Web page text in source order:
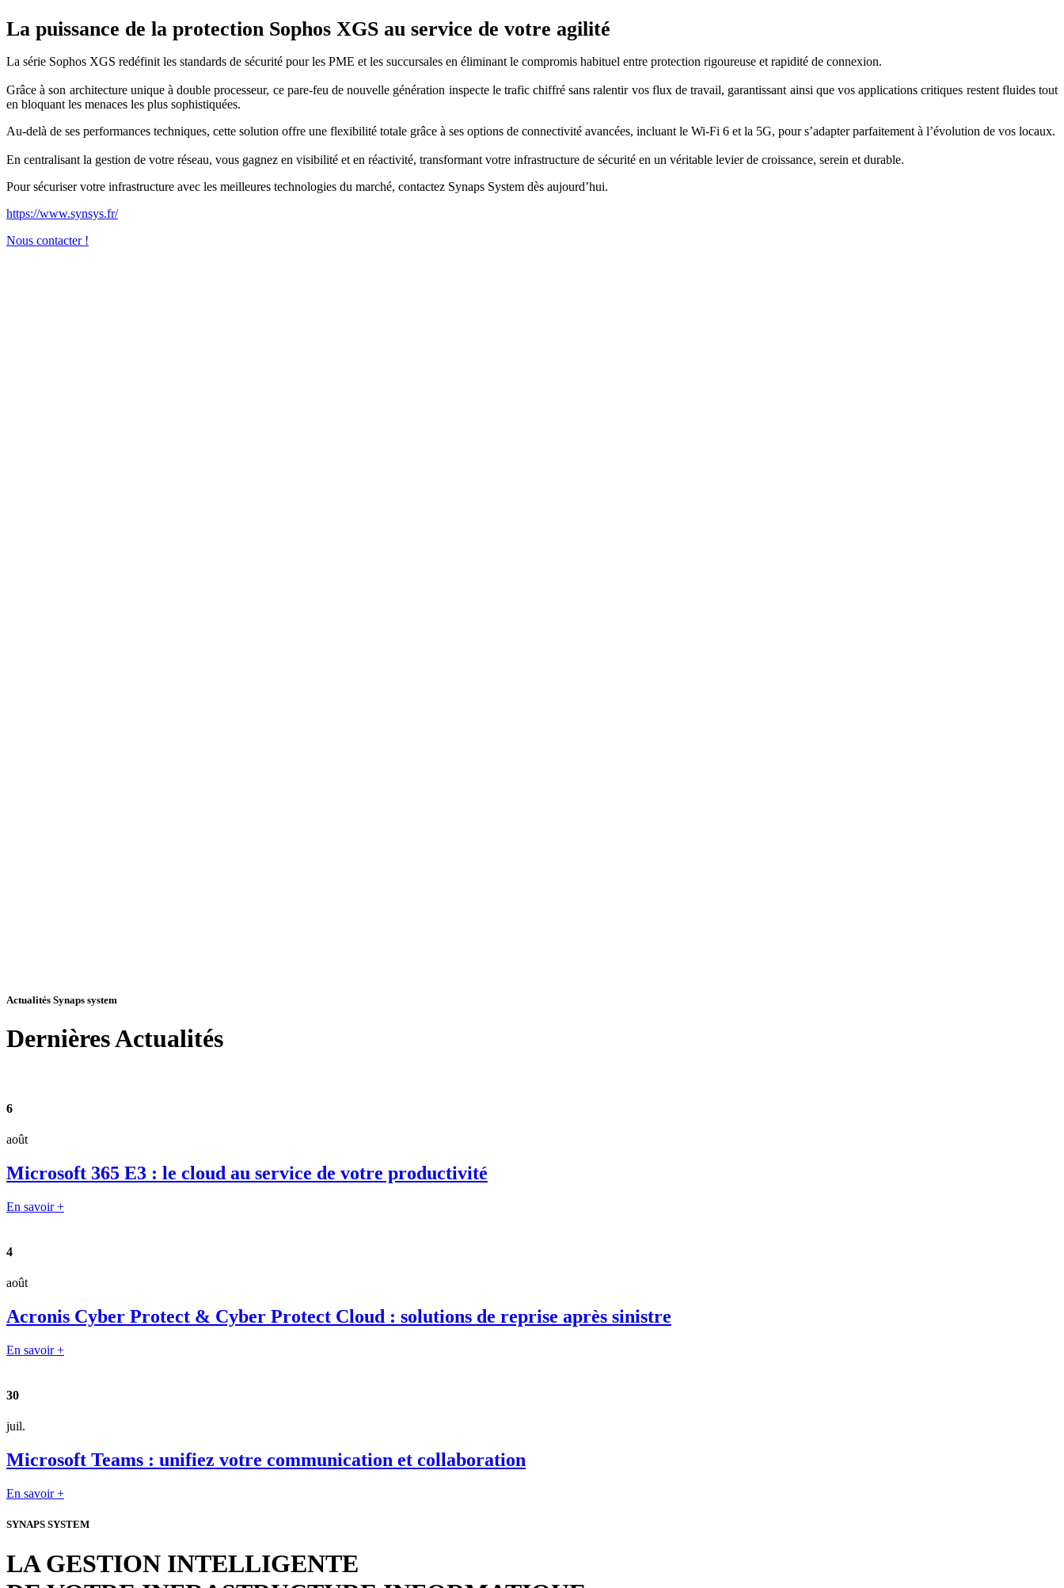
La puissance de la protection Sophos XGS au service de votre agilité
La série Sophos XGS redéfinit les standards de sécurité pour les PME et les succursales en éliminant le compromis habituel entre protection rigoureuse et rapidité de connexion.
Grâce à son architecture unique à double processeur, ce pare-feu de nouvelle génération inspecte le trafic chiffré sans ralentir vos flux de travail, garantissant ainsi que vos applications critiques restent fluides tout
en bloquant les menaces les plus sophistiquées.
Au-delà de ses performances techniques, cette solution offre une flexibilité totale grâce à ses options de connectivité avancées, incluant le Wi-Fi 6 et la 5G, pour s’adapter parfaitement à l’évolution de vos locaux.
En centralisant la gestion de votre réseau, vous gagnez en visibilité et en réactivité, transformant votre infrastructure de sécurité en un véritable levier de croissance, serein et durable.
Pour sécuriser votre infrastructure avec les meilleures technologies du marché, contactez Synaps System dès aujourd’hui.
https://www.synsys.fr/
Nous contacter !
Actualités Synaps system
DernièresActualités
6
août
Microsoft 365 E3 : le cloud au service de votre productivité
En savoir +
4
août
Acronis Cyber Protect & Cyber Protect Cloud : solutions de reprise après sinistre
En savoir +
30
juil.
Microsoft Teams : unifiez votre communication et collaboration
En savoir +
SYNAPS SYSTEM
LA GESTION INTELLIGENTE